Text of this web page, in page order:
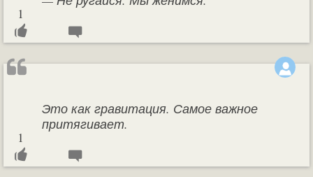
1
Это как гравитация. Самое важное
притягивает.
1